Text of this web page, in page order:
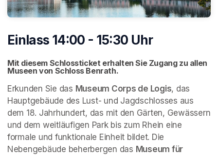
Einlass 14:00 - 15:30 Uhr
Mit diesem Schlossticket erhalten Sie Zugang zu allen
Museen von Schloss Benrath.
Erkunden Sie das Museum Corps de Logis, das
Hauptgebäude des Lust- und Jagdschlosses aus
dem 18. Jahrhundert, das mit den Gärten, Gewässern
und dem weitläufigen Park bis zum Rhein eine
formale und funktionale Einheit bildet. Die
Nebengebäude beherbergen das Museum für